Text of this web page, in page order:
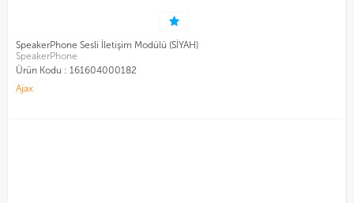
SpeakerPhone Sesli İletişim Modülü (SİYAH)
SpeakerPhone
Ürün Kodu : 161604000182
Ajax